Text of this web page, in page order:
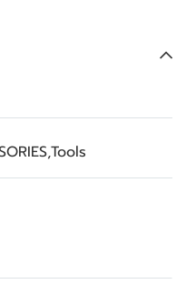
,Tools